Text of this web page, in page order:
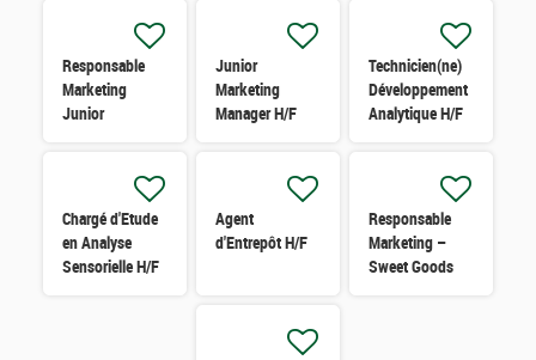
Responsable
Marketing
Junior
Junior
Marketing
Manager H/F
Technicien(ne)
Développement
Analytique H/F
Chargé d'Etude
en Analyse
Sensorielle H/F
Agent
d'Entrepôt H/F
Responsable
Marketing –
Sweet Goods